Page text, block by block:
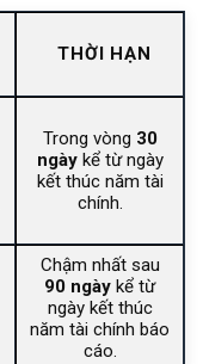
THỜI HẠN
Trong vòng 30
ngàykể từ ngày
kết thúc năm tài
chính.
Chậm nhất sau
90 ngày kể từ
ngày kết thúc
năm tài chính báo
cáo.